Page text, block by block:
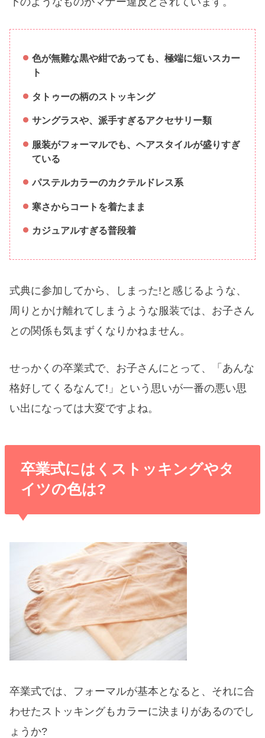
色が無難な黒や紺であっても、極端に短いスカー
ト
タトゥーの柄のストッキング
サングラスや、派手すぎるアクセサリー類
服装がフォーマルでも、ヘアスタイルが盛りすぎ
ている
パステルカラーのカクテルドレス系
寒さからコートを着たまま
カジュアルすぎる普段着
式典に参加してから、しまった!と感じるような、
周りとかけ離れてしまうような服装では、お子さん
との関係も気まずくなりかねません。
せっかくの卒業式で、お子さんにとって、「あんな
格好してくるなんて!」という思いが一番の悪い思
い出になっては大変ですよね。
卒業式にはくストッキングやタ
イツの色は?
卒業式では、フォーマルが基本となると、それに合
わせたストッキングもカラーに決まりがあるのでし
ょうか?